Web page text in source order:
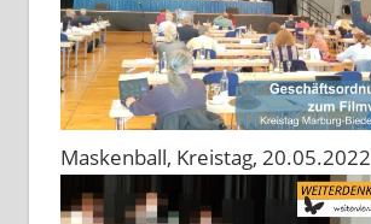
Maskenball, Kreistag, 20.05.2022